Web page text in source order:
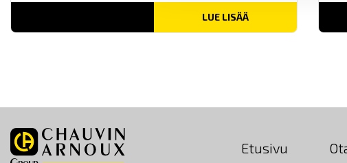
LUE LISÄÄ
Etusivu